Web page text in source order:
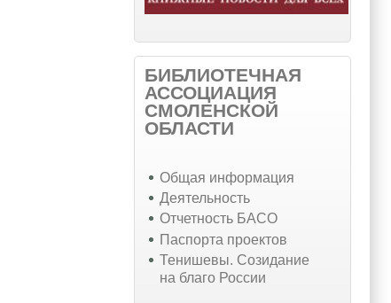
БИБЛИОТЕЧНАЯ
АССОЦИАЦИЯ
СМОЛЕНСКОЙ
ОБЛАСТИ
Общая информация
Деятельность
Отчетность БАСО
Паспорта проектов
Тенишевы. Созидание
на благо России